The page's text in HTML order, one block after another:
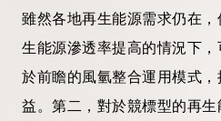
雖然各地再生能源需求仍在
生能源滲透率提高的情況下
於前瞻的風氫整合運用模式
益。第二，對於競標型的再